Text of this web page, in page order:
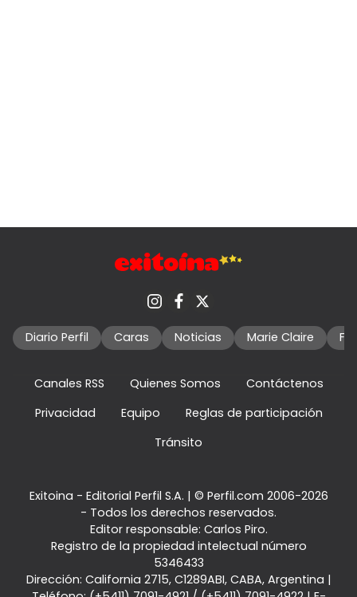
Diario Perfil Caras Noticias Marie Claire
Canales RSS Quienes Somos
Contáctenos
Privacidad
Equipo
Reglas de participación
Tránsito
Exitoina - Editorial Perfil S.A. | © Perfil.com 2006-2026
- Todos los derechos reservados.
Editor responsable: Carlos Piro.
Registro de la propiedad intelectual número
5346433
Dirección: California 2715, C1289ABI, CABA, Argentina |